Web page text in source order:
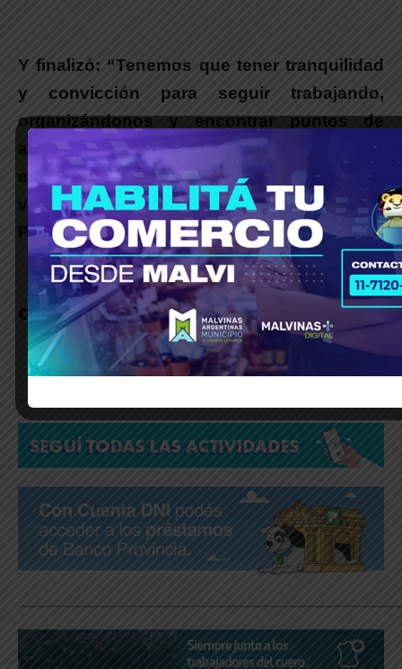
Y finalizó: “Tenemos que tener tranquilidad
y convicción para seguir trabajando,
organizándonos y encontrar puntos de
acuerdo. Tenemos que pensar que cada día
es un día menos para que el peronismo
vuelva a conducir los destinos de esta
Patria”.
© Grupo Agencia del Plata, todos los derechos reservados